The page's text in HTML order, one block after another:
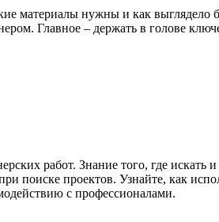
материалы нужны и как
Главное – держать в голове
работ. Знание того, где искать
поиске проектов. Узнайте, как
с профессионалами.